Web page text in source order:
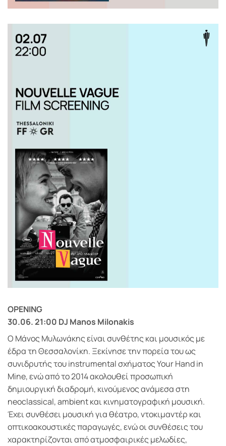
OPENING
30.06. 21:00 DJ Manos Milonakis
Ο Μάνος Μυλωνάκης είναι συνθέτης και μουσικός με
έδρα τη Θεσσαλονίκη. Ξεκίνησε την πορεία του ως
συνιδρυτής του instrumental σχήματος Your Hand in
Mine, ενώ από το 2014 ακολουθεί προσωπική
δημιουργική διαδρομή, κινούμενος ανάμεσα στη
neoclassical, ambient και κινηματογραφική μουσική.
Έχει συνθέσει μουσική για θέατρο, ντοκιμαντέρ και
οπτικοακουστικές παραγωγές, ενώ οι συνθέσεις του
χαρακτηρίζονται από ατμοσφαιρικές μελωδίες,